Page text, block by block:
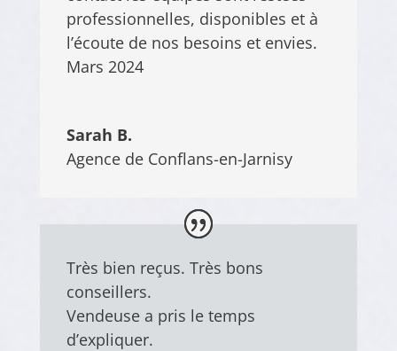
professionnelles, disponibles et à
l’écoute de nos besoins et envies.
Mars 2024
Sarah B.
Agence de Conflans-en-Jarnisy
Très bien reçus. Très bons
conseillers.
Vendeuse a pris le temps
d’expliquer.